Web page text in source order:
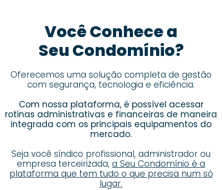
Você Conhece a
Seu Condomínio?
Oferecemos uma solução completa de gestão
com segurança, tecnologia e eficiência.
Com nossa plataforma, é possível acessar
rotinas administrativas e financeiras de maneira
integrada com os principais equipamentos do
mercado.
Seja você síndico profissional, administrador ou
empresa terceirizada, a Seu Condomínio é a
plataforma que tem tudo o que precisa num só
lugar.